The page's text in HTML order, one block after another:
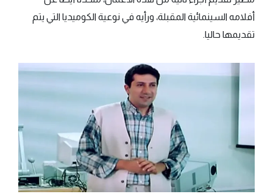
أفلامه السينمائية المقبلة، ورأيه في نوعية الكوميديا التي يتم
تقديمها حاليا.